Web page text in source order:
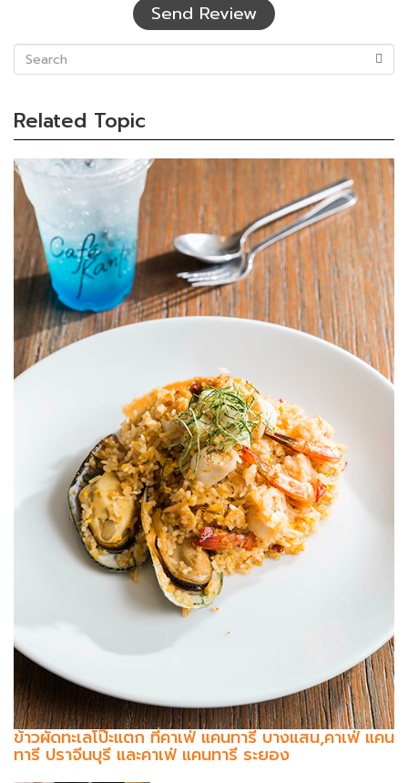
Send Review
Related Topic
ข้าวผัดทะเลโป๊ะแตก ที่คาเฟ่ แคนทารี บางแสน,คาเฟ่ แคน
ทารี ปราจีนบุรี และคาเฟ่ แคนทารี ระยอง